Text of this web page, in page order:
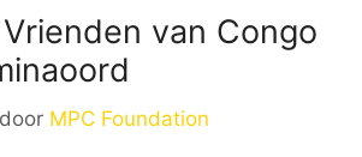
van Congo
door MPC Foundation